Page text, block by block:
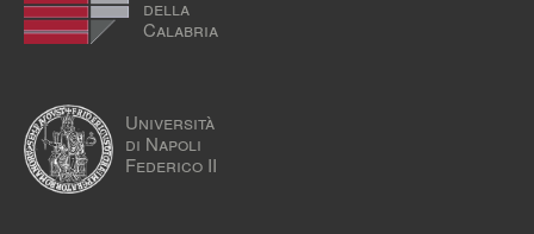
della
Calabria
Università
di Napoli
Federico II